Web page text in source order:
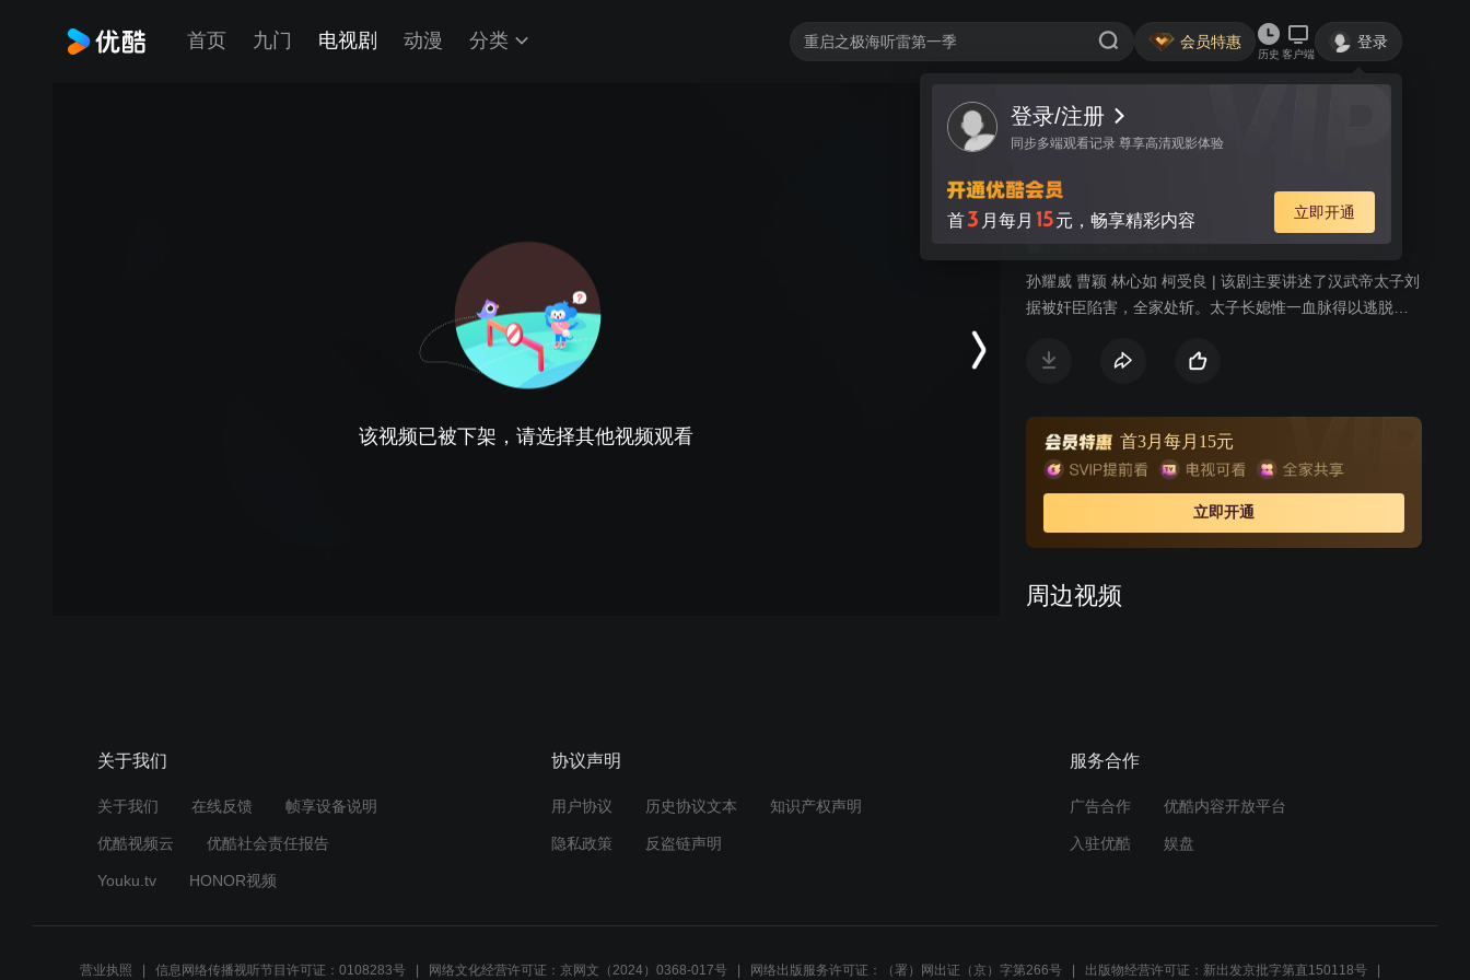
首页 九门 电视剧 动漫 分类 会员特惠
历史 客户端
登录
登录/注册
同步多端观看记录 尊享高清观影体验
首3 月每月 15元，畅享精彩内容 立即开通
该视频已被下架，请选择其他视频观看
视频 讨论
乌龙闯情关
古装 喜剧
孙耀威 曹颖 林心如 柯受良 | 该剧主要讲述了汉武帝太子刘
据被奸臣陷害，全家处斩。太子长媳惟一血脉得以逃脱，
助之下，终于得报家仇并一登大统的一段传奇故事。
首3月每月15元
立即开通
周边视频
离谱？
04:33
关于我们
关于我们 在线反馈 帧享设备说明
优酷视频云 优酷社会责任报告
Youku.tv HONOR视频
协议声明
用户协议 历史协议文本 知识产权声明
隐私政策 反盗链声明
服务合作
广告合作 优酷内容开放平台
入驻优酷 娱盘
营业执照 信息网络传播视听节目许可证：0108283号 网络文化经营许可证：京网文（2024）0368-017号 网络出版服务许可证：（署）网出证（京）字第266号 出版物经营许可证：新出发京批字第直150118号